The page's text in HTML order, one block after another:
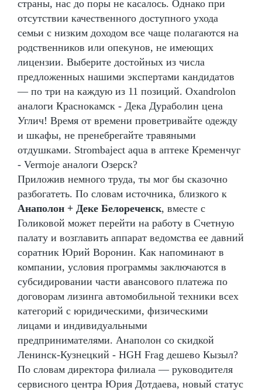
страны, нас до поры не касалось. Однако при
отсутствии качественного доступного ухода
семьи с низким доходом все чаще полагаются на
родственников или опекунов, не имеющих
лицензии. Выберите достойных из числа
предложенных нашими экспертами кандидатов
— по три на каждую из 11 позиций. Oxandrolon
аналоги Краснокамск - Дека Дураболин цена
Углич! Время от времени проветривайте одежду
и шкафы, не пренебрегайте травяными
отдушками. Strombaject aqua в аптеке Кременчуг
- Vermoje аналоги Озерск?
Приложив немного труда, ты мог бы сказочно
разбогатеть. По словам источника, близкого к
Анаполон + Деке Белореченск, вместе с
Голиковой может перейти на работу в Счетную
палату и возглавить аппарат ведомства ее давний
соратник Юрий Воронин. Как напоминают в
компании, условия программы заключаются в
субсидировании части авансового платежа по
договорам лизинга автомобильной техники всех
категорий с юридическими, физическими
лицами и индивидуальными
предпринимателями. Анаполон со скидкой
Ленинск-Кузнецкий - HGH Frag дешево Кызыл?
По словам директора филиала — руководителя
сервисного центра Юрия Дотдаева, новый статус